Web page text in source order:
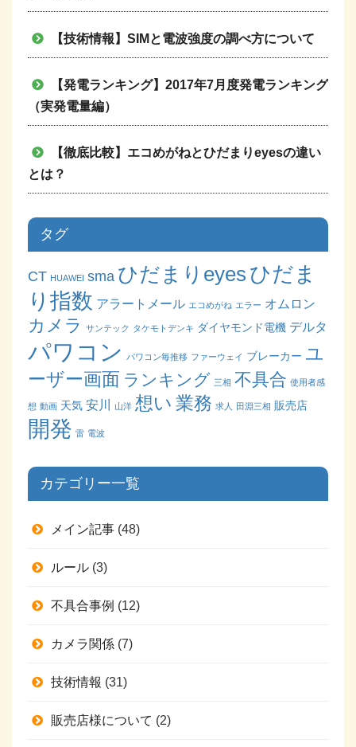
【技術情報】SIMと電波強度の調べ方について
【発電ランキング】2017年7月度発電ランキング
（実発電量編）
【徹底比較】エコめがねとひだまりeyesの違い
とは？
タグ
CT HUAWEI sma ひだまりeyes ひだま
り指数 アラートメール エコめがね エラー オムロン
カメラ サンテック タケモトデンキ ダイヤモンド電機 デルタ
パワコン パワコン毎推移 ファーウェイ ブレーカー ユ
ーザー画面 ランキング 三相 不具合 使用者感
想 動画 天気 安川 山洋 想い 業務 求人 田淵三相 販売店
開発 雷 電波
カテゴリー一覧
メイン記事 (48)
ルール (3)
不具合事例 (12)
カメラ関係 (7)
技術情報 (31)
販売店様について (2)